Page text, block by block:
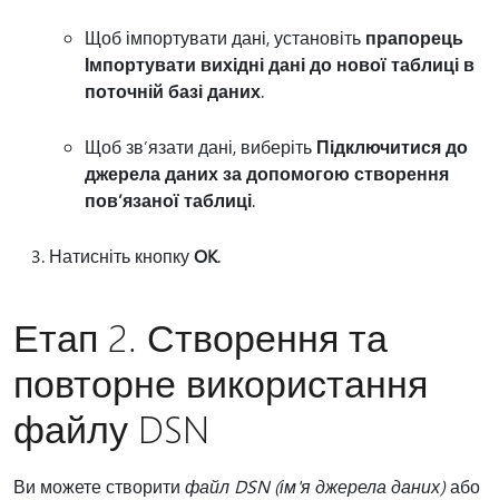
Щоб імпортувати дані, установіть прапорець
Імпортувати вихідні дані до нової таблиці в
поточній базі даних.
Щоб зв’язати дані, виберіть Підключитися до
джерела даних за допомогою створення
пов’язаної таблиці.
Натисніть кнопкуOK.
Етап 2. Створення та
повторне використання
файлу DSN
Ви можете створити файл DSN (ім'я джерела даних)або